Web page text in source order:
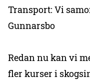
Transport: Vi
Gunnarsbo
Redan nu kan vi
fler kurser i